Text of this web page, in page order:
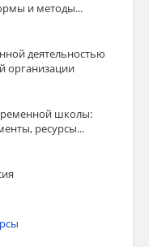
и методы...
деятельностью
организации
школы:
ресурсы...